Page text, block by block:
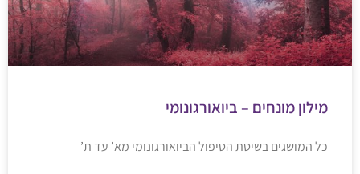
מילון מונחים – ביואורגונומי
כל המושגים בשיטת הטיפול הביואורגונומי מא’ עד ת’